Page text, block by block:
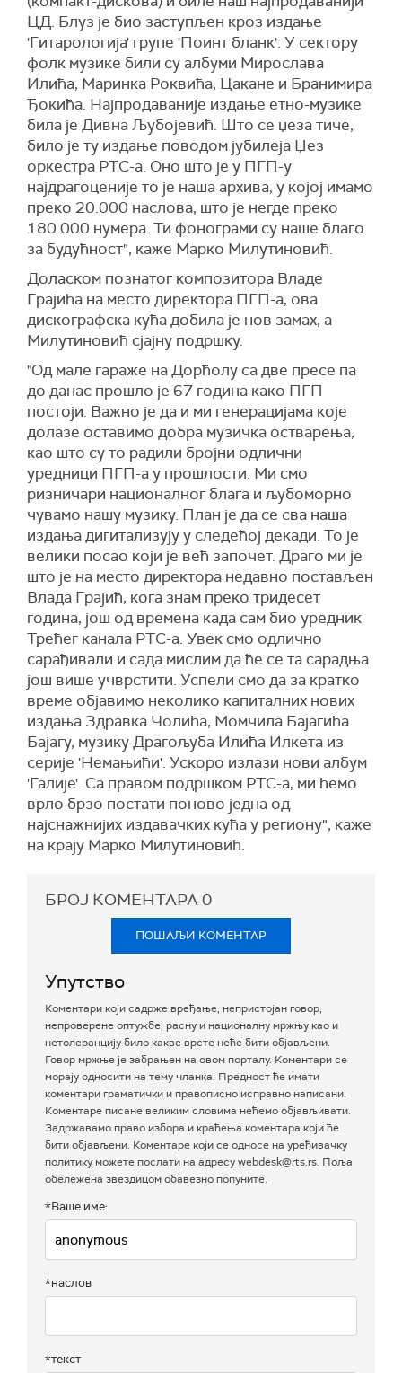
ЦД. Блуз је био заступљен кроз издање
'Гитарологија' групе 'Поинт бланк'. У сектору
фолк музике били су албуми Мирослава
Илића, Маринка Роквића, Цакане и Бранимира
Ђокића. Најпродаваније издање етно-музике
била је Дивна Љубојевић. Што се џеза тиче,
било је ту издање поводом јубилеја Џез
оркестра РТС-а. Оно што је у ПГП-у
најдрагоценије то је наша архива, у којој имамо
преко 20.000 наслова, што је негде преко
180.000 нумера. Ти фонограми су наше благо
за будућност", каже Марко Милутиновић.
Доласком познатог композитора Владе
Грајића на место директора ПГП-а, ова
дискографска кућа добила је нов замах, а
Милутиновић сјајну подршку.
"Од мале гараже на Дорћолу са две пресе па
до данас прошло је 67 година како ПГП
постоји. Важно је да и ми генерацијама које
долазе оставимо добра музичка остварења,
као што су то радили бројни одлични
уредници ПГП-а у прошлости. Ми смо
ризничари националног блага и љубоморно
чувамо нашу музику. План је да се сва наша
издања дигитализују у следећој декади. То је
велики посао који је већ започет. Драго ми је
што је на место директора недавно постављен
Влада Грајић, кога знам преко тридесет
година, још од времена када сам био уредник
Трећег канала РТС-а. Увек смо одлично
сарађивали и сада мислим да ће се та сарадња
још више учврстити. Успели смо да за кратко
време објавимо неколико капиталних нових
издања Здравка Чолића, Момчила Бајагића
Бајагу, музику Драгољуба Илића Илкета из
серије 'Немањићи'. Ускоро излази нови албум
'Галије'. Са правом подршком РТС-а, ми ћемо
врло брзо постати поново једна од
најснажнијих издавачких кућа у региону", каже
на крају Марко Милутиновић.
БРОЈ КОМЕНТАРА0
ПОШАЉИ КОМЕНТАР
Упутство
Коментари који садрже вређање, непристојан говор,
непроверене оптужбе, расну и националну мржњу као и
нетолеранцију било какве врсте неће бити објављени.
Говор мржње је забрањен на овом порталу. Коментари се
морају односити на тему чланка. Предност ће имати
коментари граматички и правописно исправно написани.
Коментаре писане великим словима нећемо објављивати.
Задржавамо право избора и краћења коментара који ће
бити објављени. Коментаре који се односе на уређивачку
политику можете послати на адресу webdesk@rts.rs. Поља
обележена звездицом обавезно попуните.
*Ваше име:
*наслов
*текст